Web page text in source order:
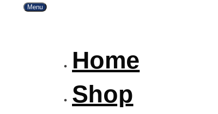
Menu
Home
Shop